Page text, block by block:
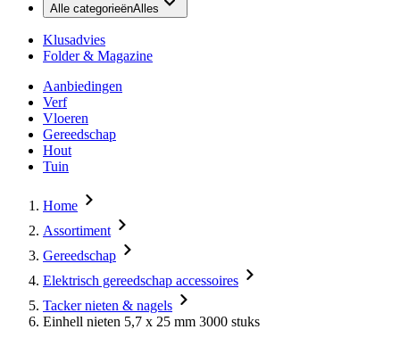
Alle categorieënAlles
Klusadvies
Folder & Magazine
Aanbiedingen
Verf
Vloeren
Gereedschap
Hout
Tuin
Home
Assortiment
Gereedschap
Elektrisch gereedschap accessoires
Tacker nieten & nagels
Einhell nieten 5,7 x 25 mm 3000 stuks